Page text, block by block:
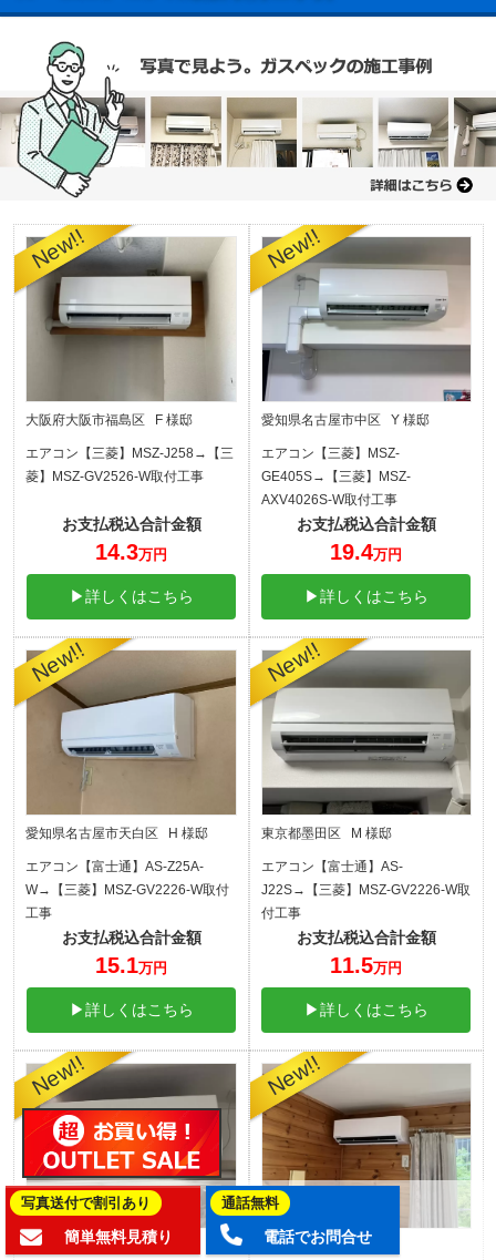
大阪府大阪市福島区 F 様邸
エアコン【三菱】MSZ-J258→【三
菱】MSZ-GV2526-W取付工事
お支払税込合計金額
14.3万円
▶詳しくはこちら
愛知県名古屋市中区 Y 様邸
エアコン【三菱】MSZ-
GE405S→【三菱】MSZ-
AXV4026S-W取付工事
お支払税込合計金額
19.4万円
▶詳しくはこちら
愛知県名古屋市天白区 H 様邸
エアコン【富士通】AS-Z25A-
W→【三菱】MSZ-GV2226-W取付
工事
お支払税込合計金額
15.1万円
▶詳しくはこちら
東京都墨田区 M 様邸
エアコン【富士通】AS-
J22S→【三菱】MSZ-GV2226-W取
付工事
お支払税込合計金額
11.5万円
▶詳しくはこちら
東京都葛飾区 S 様邸 埼玉県飯能市 I 様邸
写真送付で割引あり
簡単無料見積り
通話無料
電話でお問合せ